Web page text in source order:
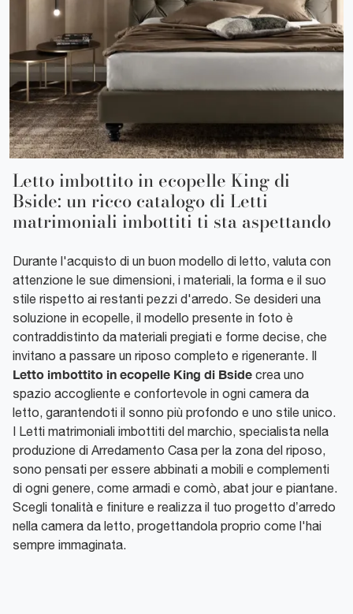
Letto imbottito in ecopelle King di
Bside: un ricco catalogo di Letti
matrimoniali imbottiti ti sta aspettando
Durante l'acquisto di un buon modello di letto, valuta con
attenzione le sue dimensioni, i materiali, la forma e il suo
stile rispetto ai restanti pezzi d'arredo. Se desideri una
soluzione in ecopelle, il modello presente in foto è
contraddistinto da materiali pregiati e forme decise, che
invitano a passare un riposo completo e rigenerante. Il
Letto imbottito in ecopelle King di Bside crea uno
spazio accogliente e confortevole in ogni camera da
letto, garantendoti il sonno più profondo e uno stile unico.
I Letti matrimoniali imbottiti del marchio, specialista nella
produzione di Arredamento Casa per la zona del riposo,
sono pensati per essere abbinati a mobili e complementi
di ogni genere, come armadi e comò, abat jour e piantane.
Scegli tonalità e finiture e realizza il tuo progetto d’arredo
nella camera da letto, progettandola proprio come l'hai
sempre immaginata.